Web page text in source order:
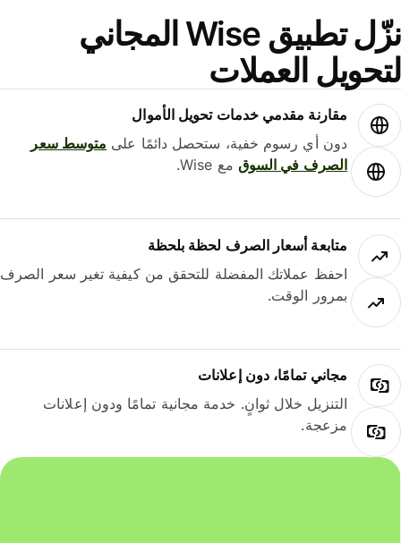
نزّل تطبيق Wise المجاني
العملات
مقارنة مقدمي خدمات تحويل الأموال
دون أي رسوم خفية، ستحصل دائمًا علىمتوسط ​​سعر
الصرف في السوقمع Wise.
متابعة أسعار الصرف لحظة بلحظة
احفظ عملاتك المفضلة للتحقق من كيفية تغير سعر الصرف
بمرور الوقت.
مجاني تمامًا، دون إعلانات
التنزيل خلال ثوانٍ. خدمة مجانية تمامًا ودون إعلانات
مزعجة.